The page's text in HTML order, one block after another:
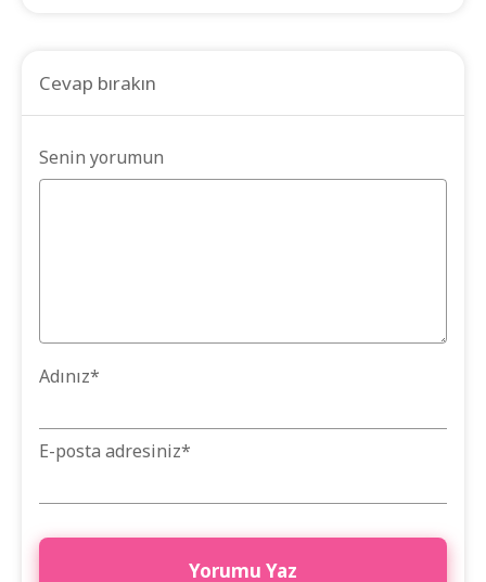
Cevap bırakın
Senin yorumun
Adınız*
E-posta adresiniz*